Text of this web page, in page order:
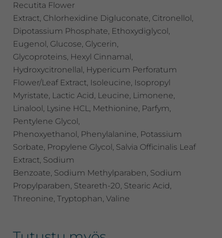
Recutita Flower
Extract, Chlorhexidine Digluconate, Citronellol,
Dipotassium Phosphate, Ethoxydiglycol,
Eugenol, Glucose, Glycerin,
Glycoproteins, Hexyl Cinnamal,
Hydroxycitronellal, Hypericum Perforatum
Flower/Leaf Extract, Isoleucine, Isopropyl
Myristate, Lactic Acid, Leucine, Limonene,
Linalool, Lysine HCL, Methionine, Parfym,
Pentylene Glycol,
Phenoxyethanol, Phenylalanine, Potassium
Sorbate, Propylene Glycol, Salvia Officinalis Leaf
Extract, Sodium
Benzoate, Sodium Methylparaben, Sodium
Propylparaben, Steareth-20, Stearic Acid,
Threonine, Tryptophan, Valine